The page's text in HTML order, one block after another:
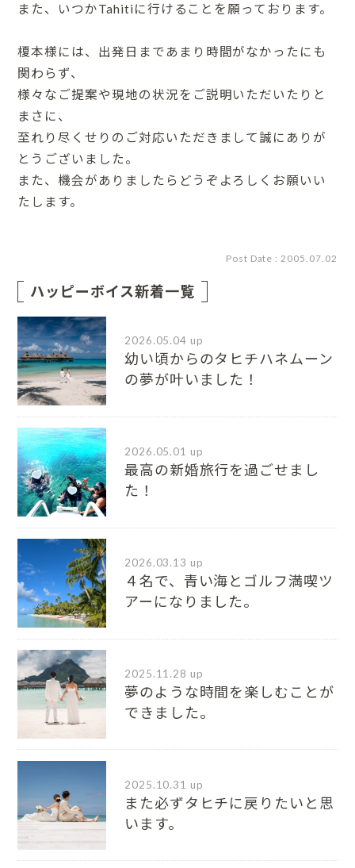
また、いつかTahitiに行けることを願っております。
榎本様には、出発日まであまり時間がなかったにも
関わらず、
様々なご提案や現地の状況をご説明いただいたりと
まさに、
至れり尽くせりのご対応いただきまして誠にありが
とうございました。
また、機会がありましたらどうぞよろしくお願いい
たします。
Post Date : 2005.07.02
ハッピーボイス新着一覧
2026.05.04 up
幼い頃からのタヒチハネムーン
の夢が叶いました！
2026.05.01 up
最高の新婚旅行を過ごせまし
た！
2026.03.13 up
４名で、青い海とゴルフ満喫ツ
アーになりました。
2025.11.28 up
夢のような時間を楽しむことが
できました。
2025.10.31 up
また必ずタヒチに戻りたいと思
います。